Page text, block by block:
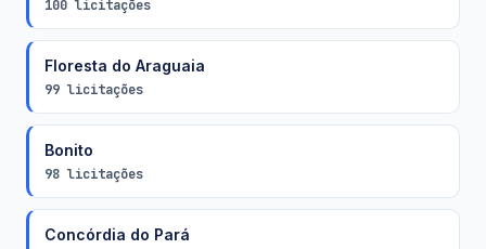
100 licitações
Floresta do Araguaia
99 licitações
Bonito
98 licitações
Concórdia do Pará